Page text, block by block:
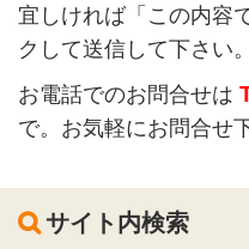
宜しければ「この内容
クして送信して下さい。
お電話でのお問合せは
で。お気軽にお問合せ
サイト内検索